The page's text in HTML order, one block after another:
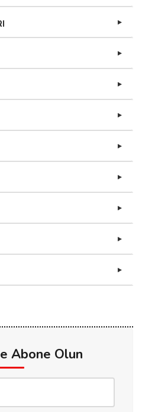
Abone Olun